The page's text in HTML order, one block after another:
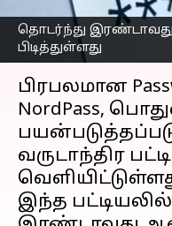
தொடர்ந்து இரண்டாவது
பிடித்துள்ளது
Venkatalakshmi V
செய்தி முன்னோட்டம்
பிரபலமான
NordPass,
வருடாந்திர
இந்த